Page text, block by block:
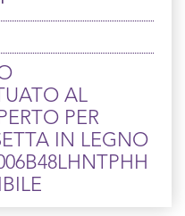
AL
PER
IN LEGNO